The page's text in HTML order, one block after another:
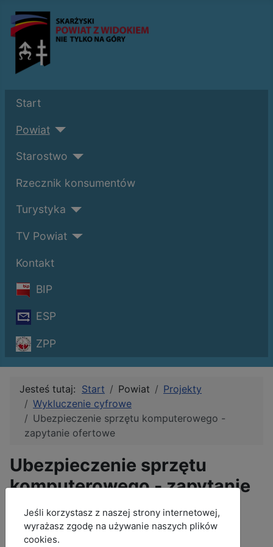
Start
Powiat
Starostwo
Rzecznik konsumentów
Turystyka
TV Powiat
Kontakt
BIP
ESP
ZPP
Jesteś tutaj: Start Powiat
Projekty
Wykluczenie cyfrowe
Ubezpieczenie sprzętu komputerowego -
zapytanie ofertowe
Ubezpieczenie sprzętu
komputerowego - zapytanie
ofertowe
Szczegóły
Autor:Anna Dąbek
MOD_JBCOOKIES_LANG_HEADER_DEFAULT
Jeśli korzystasz z naszej strony internetowej,
wyrażasz zgodę na używanie naszych plików
cookies.